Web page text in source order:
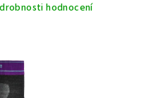
hodnocení